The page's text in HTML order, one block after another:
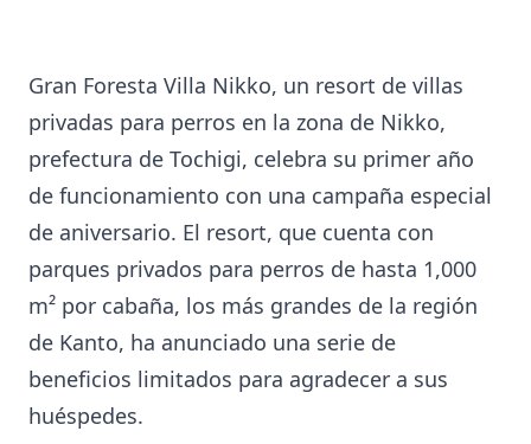
Gran Foresta Villa Nikko, un resort de villas
privadas para perros en la zona de Nikko,
prefectura de Tochigi, celebra su primer año
de funcionamiento con una campaña especial
de aniversario. El resort, que cuenta con
parques privados para perros de hasta 1,000
m² por cabaña, los más grandes de la región
de Kanto, ha anunciado una serie de
beneficios limitados para agradecer a sus
huéspedes.